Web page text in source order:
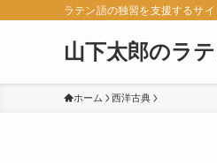
ラテン語の独習を支援するサ
山下太郎のラ
ホーム 西洋古典